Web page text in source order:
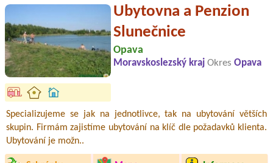
Ubytovna a Penzion
Slunečnice
Opava
Moravskoslezský kraj Okres Opava
Specializujeme se jak na jednotlivce, tak na ubytování větších
skupin. Firmám zajistíme ubytování na klíč dle požadavků klienta.
Ubytování je možn..